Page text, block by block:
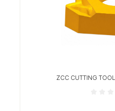
ZCC CUTTING